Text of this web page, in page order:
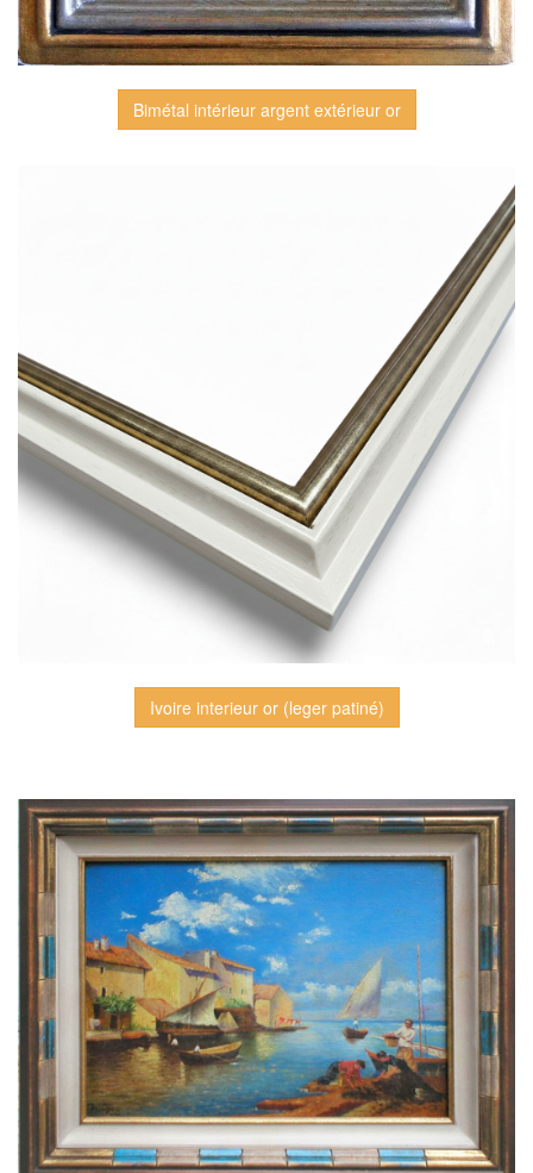
Bimétal intérieur argent extérieur or
Ivoire interieur or (leger patiné)